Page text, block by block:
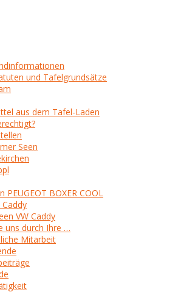
und Tafelgrundsätze
aus dem Tafel-Laden
Seen
PEUGEOT BOXER COOL
Caddy
VW Caddy
uns durch Ihre …
Mitarbeit